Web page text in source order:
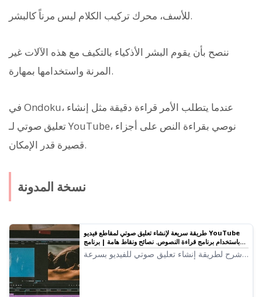
للأسف، محرك تركيب الكلام ليس مرناً كالبشر.
ننصح بأن يقوم البشر الأذكياء بالتكيف مع هذه الآلات غير
المرنة واستخدامها بمهارة.
في Ondoku، عندما يتطلب الأمر قراءة دقيقة مثل إنشاء
تعليق صوتي لـ YouTube، نوصي بقراءة النص على أجزاء
قصيرة قدر الإمكان.
نسخة المدونة
طريقة سريعة لإنشاء تعليق صوتي لمقاطع فيديو YouTube
باستخدام برنامج قراءة النصوص. نصائح ونقاط هامة | برنامج
قراءة النصوص Ondoku
شرح لطريقة إنشاء تعليق صوتي للفيديو بسرعة